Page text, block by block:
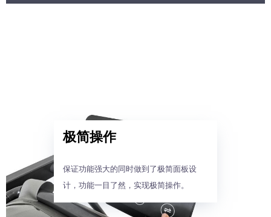
极简操作
保证功能强大的同时做到了极简面板设
计，功能一目了然，实现极简操作。